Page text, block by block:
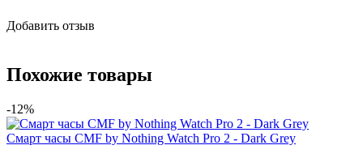
Добавить отзыв
Похожие товары
-12%
Смарт часы CMF by Nothing Watch Pro 2 - Dark Grey